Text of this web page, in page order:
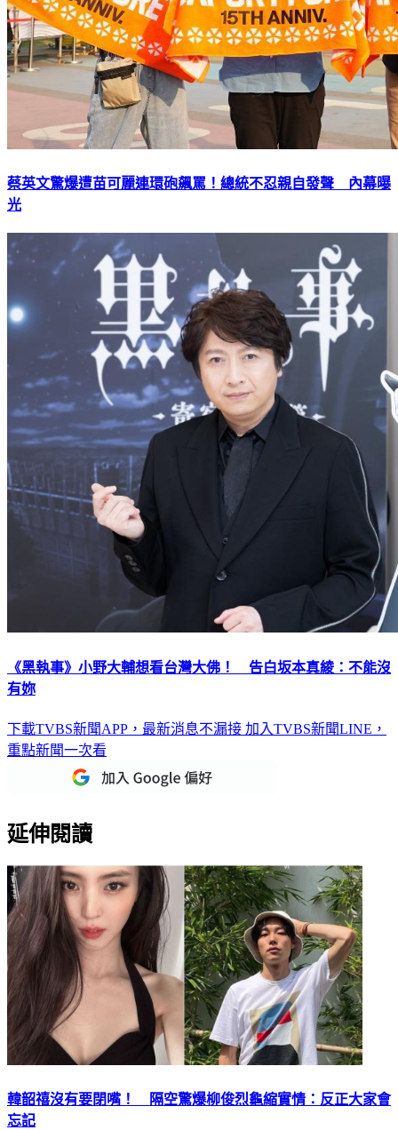
蔡英文驚爆遭苗可麗連環砲飆罵！總統不忍親自發聲 內幕曝
光
《黑執事》小野大輔想看台灣大佛！ 告白坂本真綾：不能沒
有妳
下載TVBS新聞APP，最新消息不漏接 加入TVBS新聞LINE，
重點新聞一次看
延伸閱讀
韓韶禧沒有要閉嘴！ 隔空驚爆柳俊烈龜縮實情：反正大家會
忘記